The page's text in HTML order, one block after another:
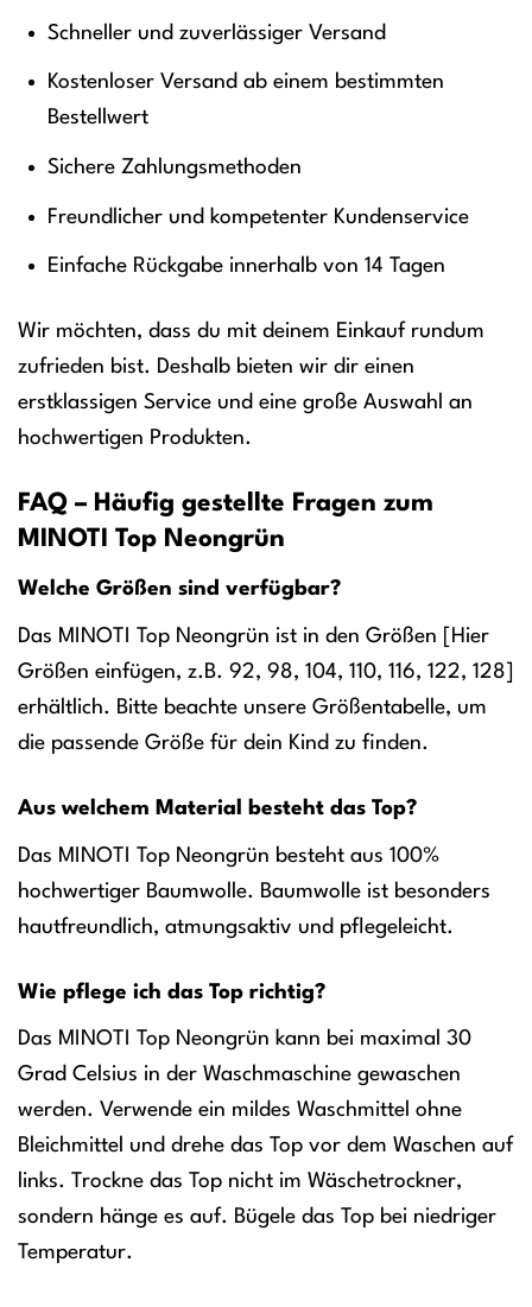
Schneller und zuverlässiger Versand
Kostenloser Versand ab einem bestimmten
Bestellwert
Sichere Zahlungsmethoden
Freundlicher und kompetenter Kundenservice
Einfache Rückgabe innerhalb von 14 Tagen
Wir möchten, dass du mit deinem Einkauf rundum
zufrieden bist. Deshalb bieten wir dir einen
erstklassigen Service und eine große Auswahl an
hochwertigen Produkten.
FAQ – Häufig gestellte Fragen zum
MINOTI Top Neongrün
Welche Größen sind verfügbar?
Das MINOTI Top Neongrün ist in den Größen [Hier
Größen einfügen, z.B. 92, 98, 104, 110, 116, 122, 128]
erhältlich. Bitte beachte unsere Größentabelle, um
die passende Größe für dein Kind zu finden.
Aus welchem Material besteht das Top?
Das MINOTI Top Neongrün besteht aus 100%
hochwertiger Baumwolle. Baumwolle ist besonders
hautfreundlich, atmungsaktiv und pflegeleicht.
Wie pflege ich das Top richtig?
Das MINOTI Top Neongrün kann bei maximal 30
Grad Celsius in der Waschmaschine gewaschen
werden. Verwende ein mildes Waschmittel ohne
Bleichmittel und drehe das Top vor dem Waschen auf
links. Trockne das Top nicht im Wäschetrockner,
sondern hänge es auf. Bügele das Top bei niedriger
Temperatur.